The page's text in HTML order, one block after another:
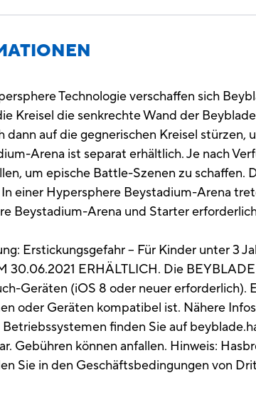
Technologie verschaffen sich
Kreisel die senkrechte Wand der
dann auf die gegnerischen Kreisel
Arena ist separat erhältlich. Je nach
um epische Battle-Szenen zu
einer Hypersphere Beystadium-Arena
Beystadium-Arena und Starter
Erstickungsgefahr – Für Kinder unter 3
30.06.2021 ERHÄLTLICH. Die
Geräten (iOS 8 oder neuer erforderlich).
oder Geräten kompatibel ist. Nähere
finden Sie auf
Gebühren können anfallen. Hinweis:
Sie in den Geschäftsbedingungen von